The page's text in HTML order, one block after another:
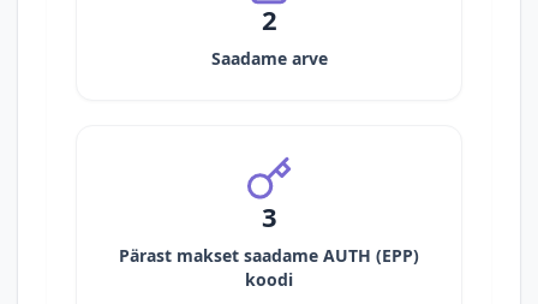
2
Saadame arve
3
Pärast makset saadame AUTH (EPP)
koodi